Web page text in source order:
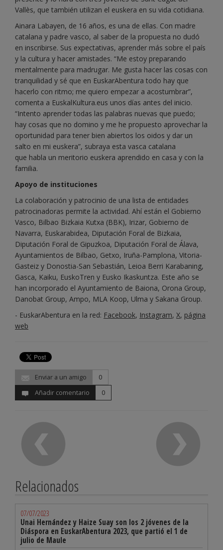
Vallès, que también utilizan el euskera en su vida cotidiana.
Ainara Labayen, de 16 años, es una de ellas. Con madre
catalana y padre vasco, al saber de la propuesta no dudó
en inscribirse. Sus expectativas, aprender más sobre el país
y la cultura y hacer amistades. “Me estoy preparando
mentalmente para madrugar. Me gusta hacer las cosas con
tranquilidad y sé que en EuskarAbentura todo hay que
hacerlo con ritmo; me quiero empezar a acostumbrar”,
comenta a EuskalKultura.eus unos días antes del inicio.
“Intento aprender todas las palabras nuevas que puedo;
hay cosas que no domino y me he propuesto aprovechar la
oportunidad para tener bien abiertos los oidos y dar un
salto en mi euskera”, subraya esta vasca catalana
que habla un meritorio euskera aprendido en casa y con la
familia.
Apoyo de instituciones
La colaboración y patrocinio de una lista de entidades
patrocinadoras permite la actividad. Ahí están el Gobierno
Vasco, Bilbao Bizkaia Kutxa (BBK), Irizar, Gobierno de
Navarra, Euskarabidea, Diputación Foral de Bizkaia,
Diputación Foral de Gipuzkoa, Diputación Foral de Álava,
Ayuntamientos de Bilbao, Getxo, Iruña-Pamplona, Vitoria-
Gasteiz y Donostia-San Sebastián, Leioa Berri Karabaning,
Gasca, Kaiku, EuskoTren y Eusko Ikaskuntza. Este año se
han incorporado el Ayuntamiento de Baiona, Orona Group,
Danobat Group, Ampo, MLA Koop, Ulma y Sakana Group.
- EuskarAbentura en la red: Facebook, Instagram, X, página
web
Enviar a un amigo
0
Añadir comentario
0
Relacionados
07/07/2023
Unai Hernández y Haize Suay son los 2 jóvenes de la
Diáspora en EuskarAbentura 2023, que partió el 1 de
julio de Maule